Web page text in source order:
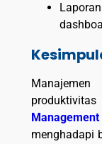
Management
menghadapi